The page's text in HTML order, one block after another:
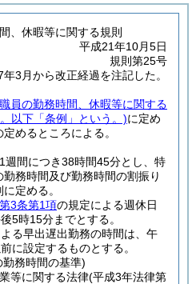
、休暇等に関する規則
平成21年10月5日
規則第25号
3月から改正経過を注記した。
員の勤務時間、休暇等に関する
以下「条例」という。)に定め
めるところによる。
週間につき38時間45分とし、特
務時間及び勤務時間の割振り
定める。
3条第1項の規定による週休日
5時15分までとする。
る早出遅出勤務の時間は、午
に設定するものとする。
務時間の基準)
等に関する法律(平成3年法律第